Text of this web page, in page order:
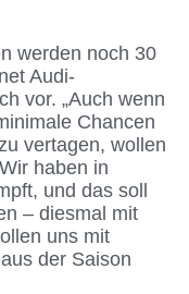
werden noch 30
Audi-
vor. „Auch wenn
Chancen
vertagen, wollen
haben in
und das soll
– diesmal mit
uns mit
der Saison